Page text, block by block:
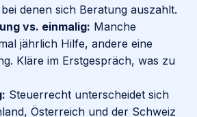
denen sich Beratung auszahlt.
vs. einmalig: Manche
jährlich Hilfe, andere eine
Kläre im Erstgespräch, was zu
Steuerrecht unterscheidet sich
Österreich und der Schweiz